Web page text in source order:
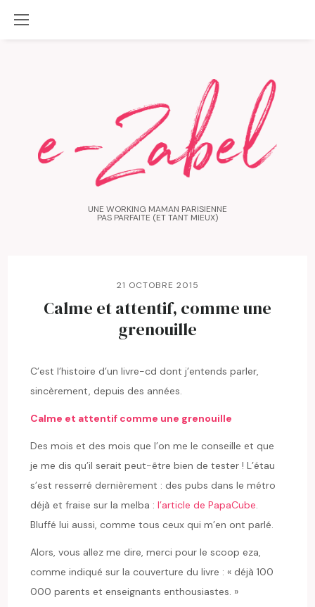
UNE WORKING MAMAN PARISIENNE
PAS PARFAITE (ET TANT MIEUX)
21 OCTOBRE 2015
Calme et attentif, comme une
grenouille
C’est l’histoire d’un livre-cd dont j’entends parler,
sincèrement, depuis des années.
Calme et attentif comme une grenouille
Des mois et des mois que l’on me le conseille et que
je me dis qu’il serait peut-être bien de tester ! L’étau
s’est resserré dernièrement : des pubs dans le métro
déjà et fraise sur la melba :l’article de PapaCube.
Bluffé lui aussi, comme tous ceux qui m’en ont parlé.
Alors, vous allez me dire, merci pour le scoop eza,
comme indiqué sur la couverture du livre : « déjà 100
000 parents et enseignants enthousiastes. »